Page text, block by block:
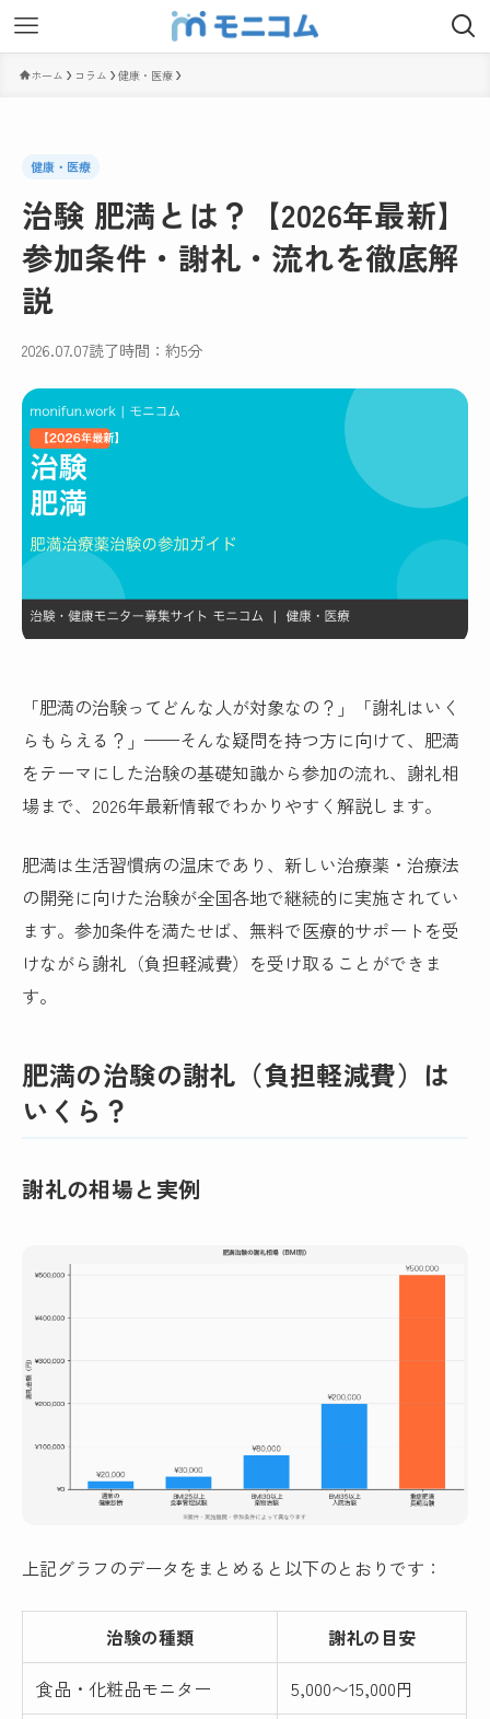
ホーム コラム 健康・医療
健康・医療
治験 肥満とは？【2026年最新】
参加条件・謝礼・流れを徹底解
説
2026.07.07読了時間：約5分
「肥満の治験ってどんな人が対象なの？」「謝礼はいく
らもらえる？」——そんな疑問を持つ方に向けて、肥満
をテーマにした治験の基礎知識から参加の流れ、謝礼相
場まで、2026年最新情報でわかりやすく解説します。
肥満は生活習慣病の温床であり、新しい治療薬・治療法
の開発に向けた治験が全国各地で継続的に実施されてい
ます。参加条件を満たせば、無料で医療的サポートを受
けながら謝礼（負担軽減費）を受け取ることができま
す。
肥満の治験の謝礼（負担軽減費）は
いくら？
謝礼の相場と実例
上記グラフのデータをまとめると以下のとおりです：
治験の種類
謝礼の目安
食品・化粧品モニター
5,000〜15,000円